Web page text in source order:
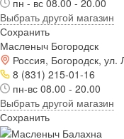
пн - вс 08.00 - 20.00
Выбрать другой магазин
Сохранить
Масленыч Богородск
Россия, Богородск, ул.
8 (831) 215-01-16
пн-вс 08.00 - 20.00
Выбрать другой магазин
Сохранить